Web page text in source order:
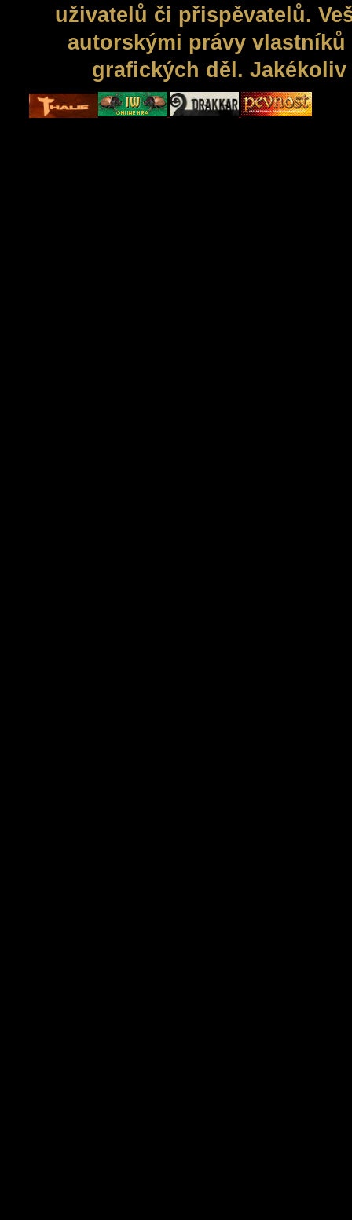
uživatelů či přispěvatelů.
autorskými právy
grafických děl.